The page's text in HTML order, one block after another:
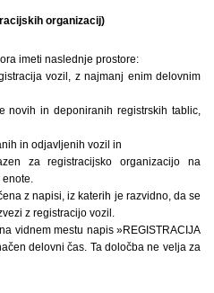
organizacij)
imeti naslednje prostore:
vozil, z najmanj enim delovnim
novih in deponiranih registrskih tablic,
in odjavljenih vozil in
za registracijsko organizacijo na
z napisi, iz katerih je razvidno, da se
z registracijo vozil.
vidnem mestu napis »REGISTRACIJA
delovni čas. Ta določba ne velja za